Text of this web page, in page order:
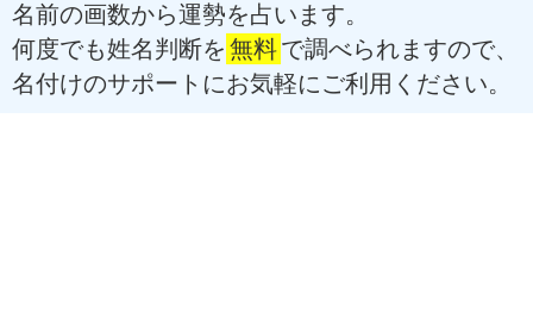
名前の画数から運勢を占います。
何度でも姓名判断を 無料で調べられますので、
名付けのサポートにお気軽にご利用ください。